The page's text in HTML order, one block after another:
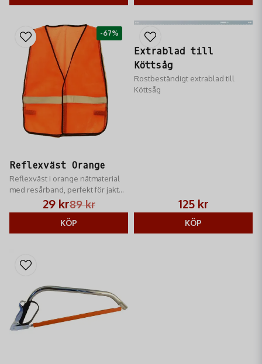
Reflexväst Orange
Reflexväst i orange nätmaterial
med resårband, perfekt för jakt
och friluftsliv.
89 kr
29 kr
KÖP
-67%
Extrablad till
Köttsåg
Rostbeständigt extrablad till
Köttsåg
125 kr
KÖP